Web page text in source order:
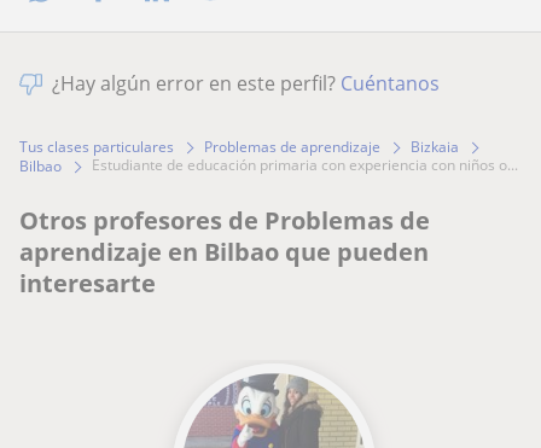
¿Hay algún error en este perfil? Cuéntanos
Tus clases particulares Problemas de aprendizaje
Bizkaia
Bilbao
estudiante de educación primaria con experiencia con niños o...
Otros profesores de Problemas de
aprendizaje en Bilbao que pueden
interesarte